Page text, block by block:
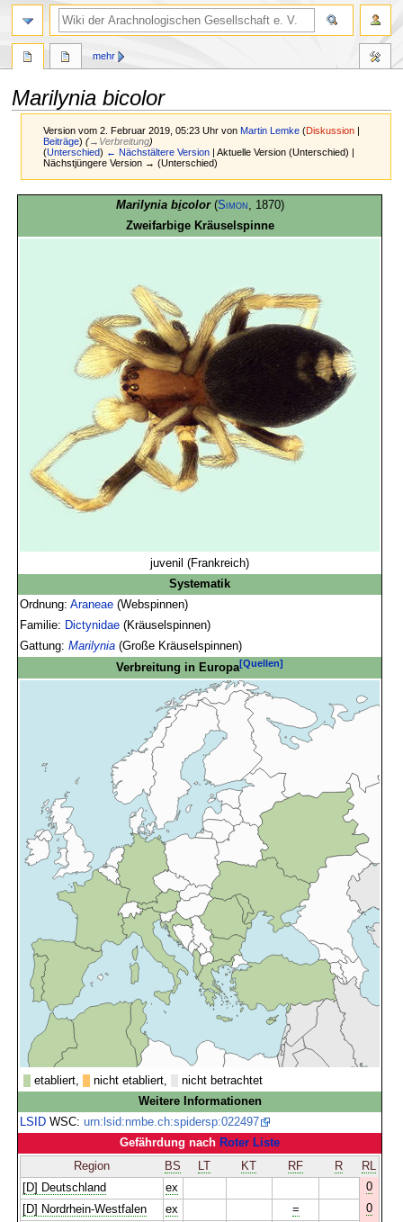
Marilynia bicolor
Version vom 2. Februar 2019, 05:23 Uhr vonMartin Lemke (Diskussion |
Beiträge) (→ Verbreitung)
(Unterschied) ← Nächstältere Version | Aktuelle Version (Unterschied) |
Nächstjüngere Version → (Unterschied)
springen
springen
Marilynia bicolor (Simon, 1870)
Zweifarbige Kräuselspinne
juvenil (Frankreich)
Systematik
Ordnung:Araneae (Webspinnen)
Familie: Dictynidae (Kräuselspinnen)
Gattung:Marilynia (Große Kräuselspinnen)
Verbreitung in Europa[Quellen]
etabliert, nicht etabliert,
nicht betrachtet
Weitere Informationen
LSID WSC:urn:lsid:nmbe.ch:spidersp:022497
Gefährdung nach Roter Liste
Region
BS LT KT RF R
RL
[D] Deutschland
ex
0
[D] Nordrhein-Westfalen
ex =
0
mehr